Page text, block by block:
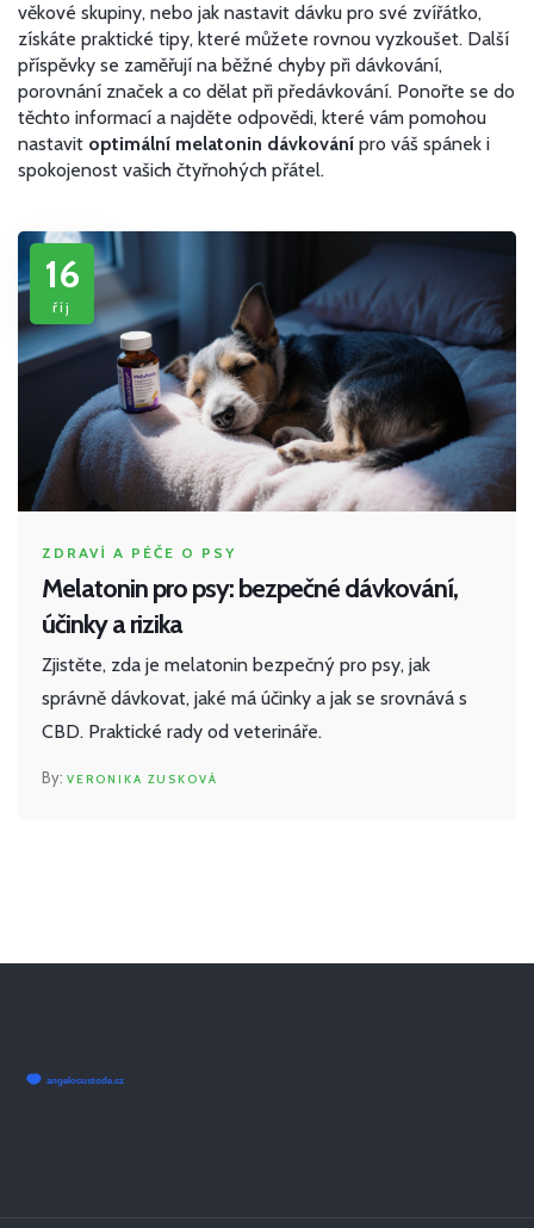
věkové skupiny, nebo jak nastavit dávku pro své zvířátko,
získáte praktické tipy, které můžete rovnou vyzkoušet. Další
příspěvky se zaměřují na běžné chyby při dávkování,
porovnání značek a co dělat při předávkování. Ponořte se do
těchto informací a najděte odpovědi, které vám pomohou
nastavit optimální melatonin dávkování pro váš spánek i
spokojenost vašich čtyřnohých přátel.
16
říj
ZDRAVÍ A PÉČE O PSY
Melatonin pro psy: bezpečné dávkování,
účinky a rizika
Zjistěte, zda je melatonin bezpečný pro psy, jak
správně dávkovat, jaké má účinky a jak se srovnává s
CBD. Praktické rady od veterináře.
VERONIKA ZUSKOVÁ